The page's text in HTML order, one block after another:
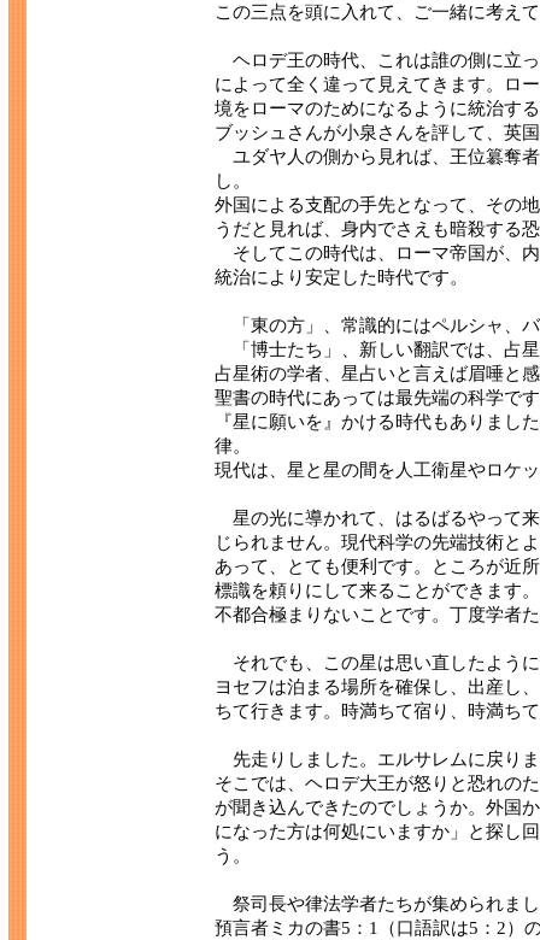
この三点を頭に入れて、ご一緒に考え
ヘロデ王の時代、これは誰の側に立
によって全く違って見えてきます。ロ
境をローマのためになるように統治す
ブッシュさんが小泉さんを評して、英
ユダヤ人の側から見れば、王位簒奪
し。
外国による支配の手先となって、その
うだと見れば、身内でさえも暗殺する
そしてこの時代は、ローマ帝国が、
統治により安定した時代です。
「東の方」、常識的にはペルシャ、
「博士たち」、新しい翻訳では、占
占星術の学者、星占いと言えば眉
聖書の時代にあっては最先端の科学で
『星に願いを』かける時代もありまし
律。
現代は、星と星の間を人工衛星やロケ
星の光に導かれて、はるばるやって
じられません。現代科学の先端技術と
あって、とても便利です。ところが近
標識を頼りにして来ることができます
不都合極まりないことです。丁度学者
それでも、この星は思い直したよう
ヨセフは泊まる場所を確保し、出産し
ちて行きます。時満ちて宿り、時満ち
先走りしました。エルサレムに戻り
そこでは、ヘロデ大王が怒りと恐れの
が聞き込んできたのでしょうか。外国
になった方は何処にいますか」と探し
う。
祭司長や律法学者たちが集められま
預言者ミカの書5：1（口語訳は5：2）